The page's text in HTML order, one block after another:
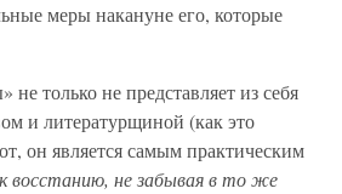
меры накануне его, которые
только не представляет из себя
и литературщиной (как это
он является самым практическим
восстанию, не забывая в то же